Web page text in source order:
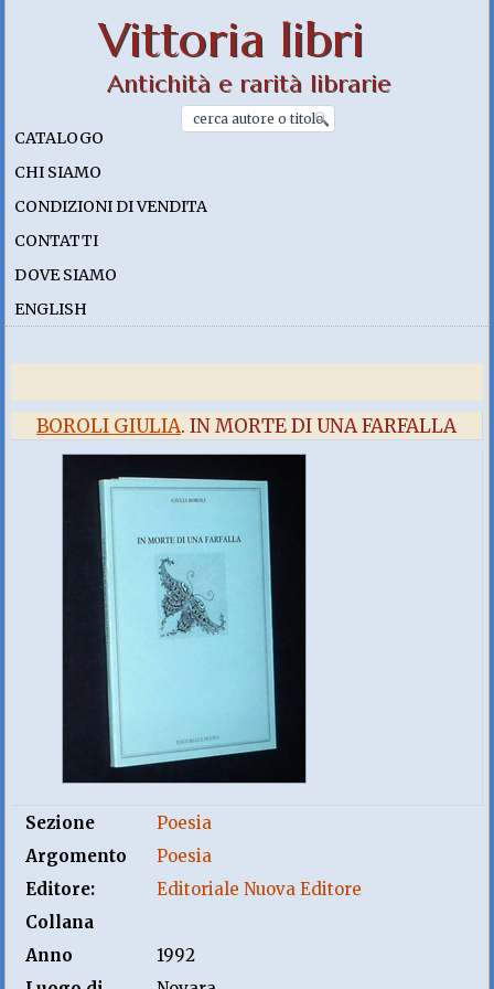
Vittoria libri
Antichità e rarità librarie
CATALOGO
CHI SIAMO
CONDIZIONI DI VENDITA
CONTATTI
DOVE SIAMO
ENGLISH
BOROLI GIULIA. IN MORTE DI UNA FARFALLA
Sezione
Poesia
Argomento
Poesia
Editore:
Editoriale Nuova Editore
Collana
Anno
1992